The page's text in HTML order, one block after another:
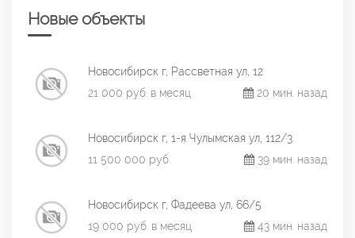
Новые объекты
Новосибирск г, Рассветная ул, 12
21 000 руб. в месяц
20 мин. назад
Новосибирск г, 1-я Чулымская ул, 112/3
11 500 000 руб.
39 мин. назад
Новосибирск г, Фадеева ул, 66/5
19 000 руб. в месяц
43 мин. назад